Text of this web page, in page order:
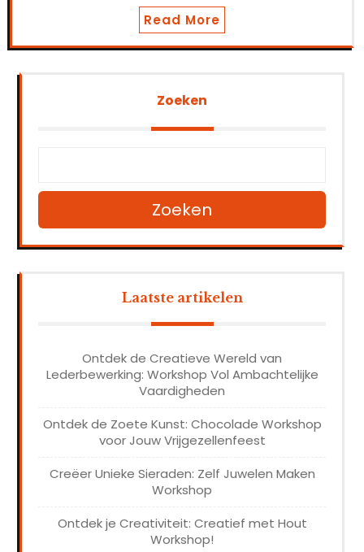
Read More
Zoeken
Zoeken
Laatste artikelen
Ontdek de Creatieve Wereld van
Lederbewerking: Workshop Vol Ambachtelijke
Vaardigheden
Ontdek de Zoete Kunst: Chocolade Workshop
voor Jouw Vrijgezellenfeest
Creëer Unieke Sieraden: Zelf Juwelen Maken
Workshop
Ontdek je Creativiteit: Creatief met Hout
Workshop!